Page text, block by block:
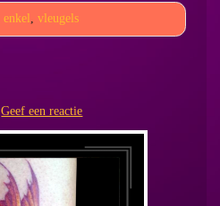
enkel vleugels
Geef een reactie